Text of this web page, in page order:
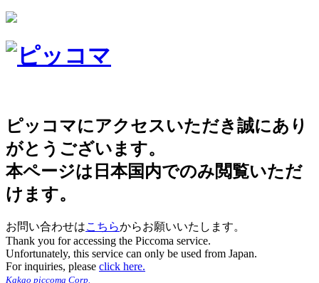
ピッコマにアクセスいただき誠にあり
がとうございます。
本ページは日本国内でのみ閲覧いただ
けます。
お問い合わせはこちらからお願いいたします。
Thank you for accessing the Piccoma service.
Unfortunately, this service can only be used from Japan.
For inquiries, please click here.
Kakao piccoma Corp.